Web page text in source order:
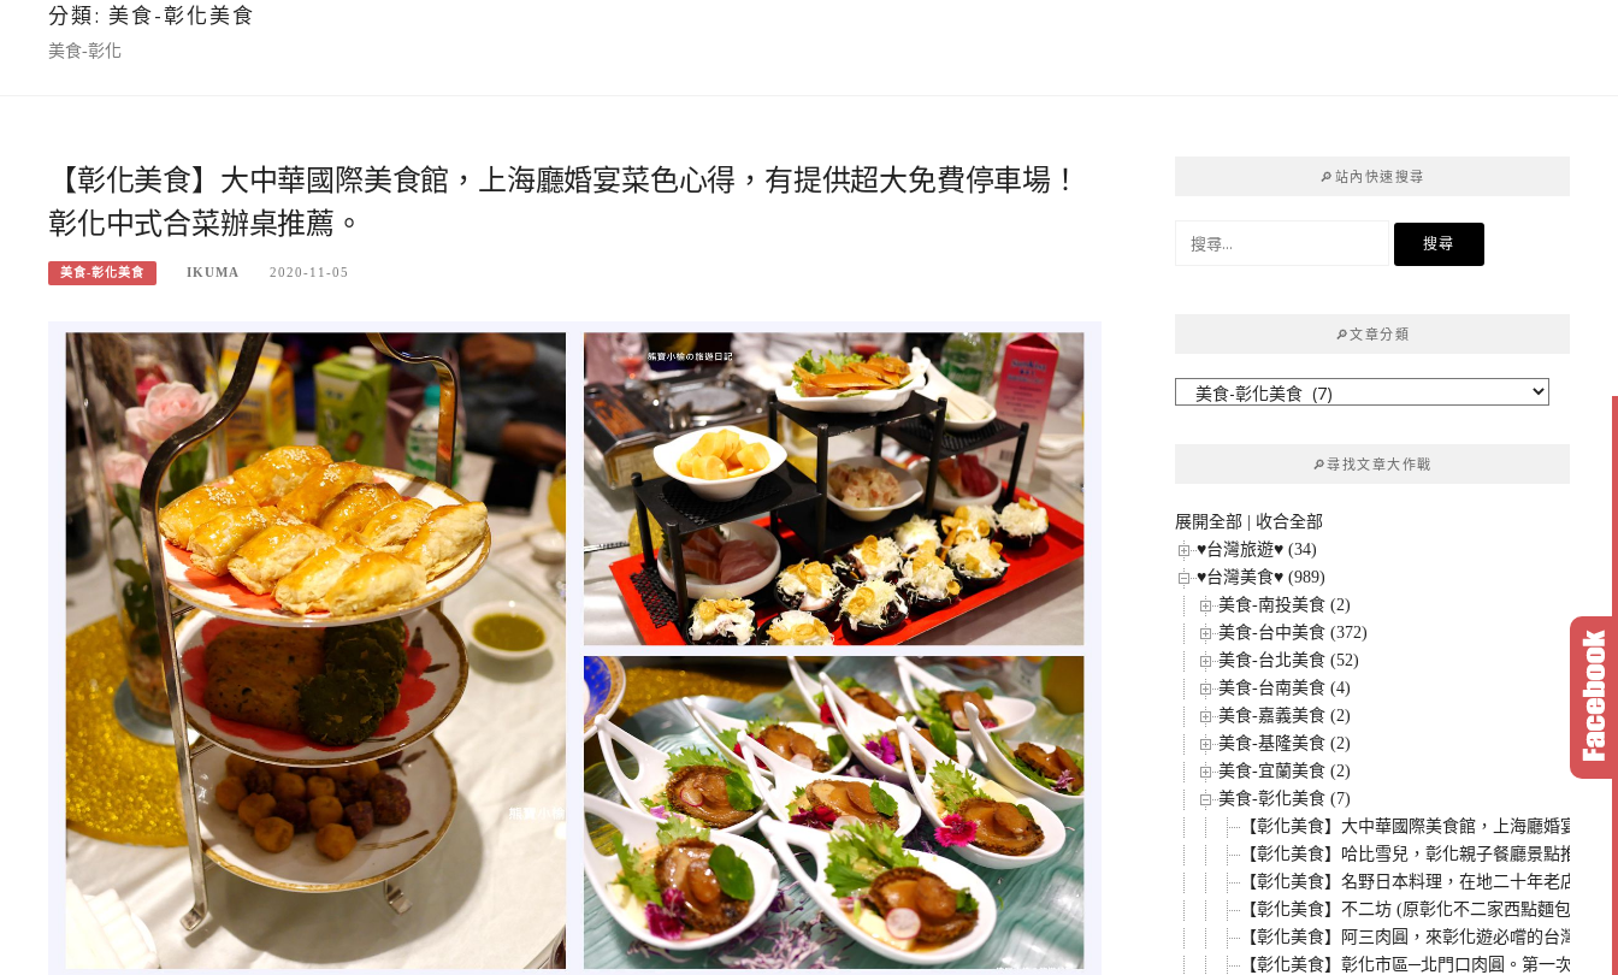
分類: 美食-彰化美食
美食-彰化
【彰化美食】大中華國際美食館，上海廳婚宴菜色心得，有提供超大免費停車場！
彰化中式合菜辦桌推薦。
美食-彰化美食 IKUMA 2020-11-05
🔎站內快速搜尋
🔎文章分類
🔎尋找文章大作戰
展開全部
收合全部
♥台灣旅遊♥ (34)
♥台灣美食♥ (989)
美食-南投美食 (2)
美食-台中美食 (372)
美食-台北美食 (52)
美食-台南美食 (4)
美食-嘉義美食 (2)
美食-基隆美食 (2)
美食-宜蘭美食 (2)
美食-彰化美食 (7)
【彰化美食】大中華國際美食館，上海廳婚宴菜
【彰化美食】哈比雪兒，彰化親子餐廳景點推薦
【彰化美食】名野日本料理，在地二十年老店，
【彰化美食】不二坊 (原彰化不二家西點麵包)，
【彰化美食】阿三肉圓，來彰化遊必嚐的台灣小
【彰化美食】彰化市區─北門口肉圓。第一次吃到